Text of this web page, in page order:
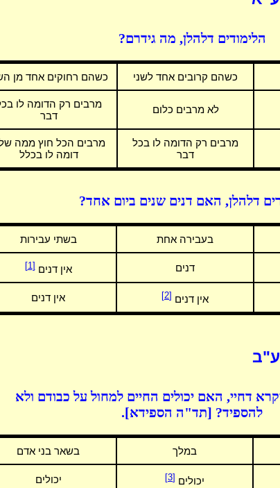
הלימודים דלהלן, מה גידרם?
כשהם קרובים אחד לשני כשהם רחוקים אחד מן
לא מרבים כלום
מרבים רק הדומה לו
דבר
מרבים רק הדומה לו בכל
דבר
מרבים הכל חוץ ממה
דומה לו בכלל
דלהלן, האם דנים שנים ביום אחד?
בעבירה אחת בשתי עבירות
דנים אין דנים[1]
אין דנים [2] אין דנים
ע"ב
דחיי, האם יכולים החיים למחול על כבודם ולא
להספיד? [תד"ה הספידא].
במלך בשאר בני אדם
יכולים [3] יכולים